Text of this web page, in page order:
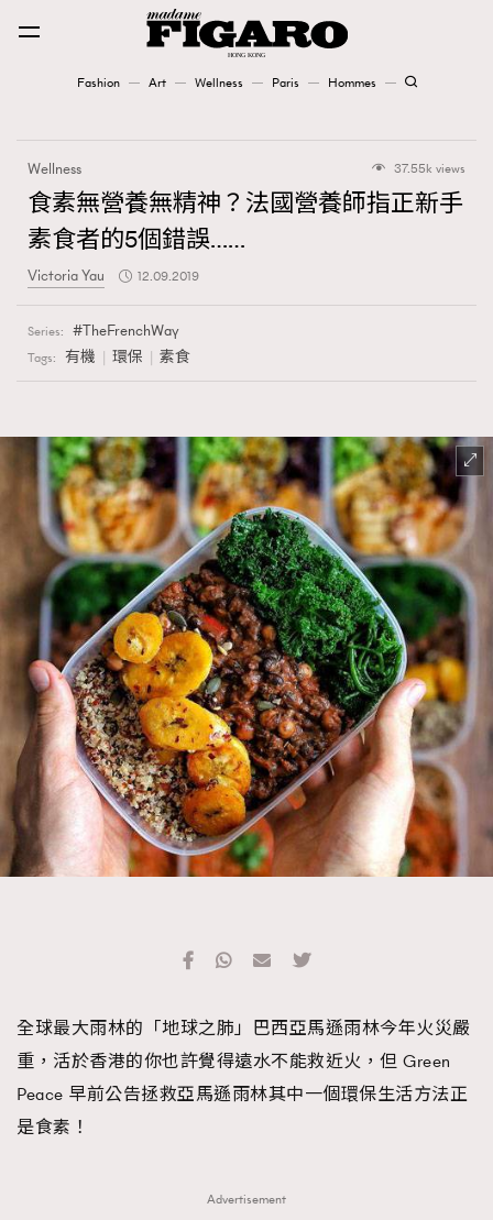
Fashion Art Wellness Paris Hommes
Art
Wellness
Hommes
TRENDING
AFrenchMind 3
DressLikeAParisienne 1
EmpowerF 103
FashionWeek 191
FigaroAesthetic 308
FigaroAstrology 416
FigaroBeauty 424
FigaroBeautyRitual 7
FigaroCeleb 547
FigaroCinéma 281
FigaroExpert
FigaroGadget 1
FigaroHealth 647
FigaroHub
Karena Lam is On Our Cover
#FigaroExhibition 群星力撐MF X Leung Mo《See
You In My Dream》展覽
#FigaroExhibition Wyman 揭曉 Figaro Exhibition
Wellness 37.55k views
食素無營養無精神？法國營養師指正新手
素食者的5個錯誤……
Victoria Yau 12.09.2019
Series: TheFrenchWay
Tags: 有機 環保 素食
全球最大雨林的「地球之肺」巴西亞馬遜雨林今年火災嚴
重，活於香港的你也許覺得遠水不能救近火，但 Green
Peace 早前公告拯救亞馬遜雨林其中一個環保生活方法正
是食素！
Advertisement